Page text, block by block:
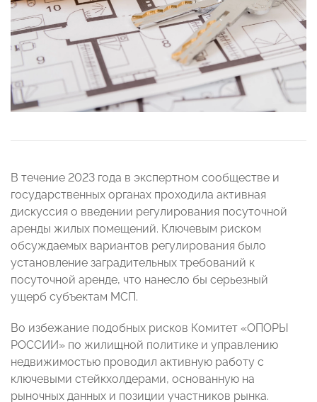
В течение 2023 года в экспертном сообществе и
государственных органах проходила активная
дискуссия о введении регулирования посуточной
аренды жилых помещений. Ключевым риском
обсуждаемых вариантов регулирования было
установление заградительных требований к
посуточной аренде, что нанесло бы серьезный
ущерб субъектам МСП.
Во избежание подобных рисков Комитет «ОПОРЫ
РОССИИ» по жилищной политике и управлению
недвижимостью проводил активную работу с
ключевыми стейкхолдерами, основанную на
рыночных данных и позиции участников рынка.